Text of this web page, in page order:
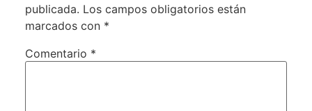
publicada. Los campos obligatorios están
marcados con *
Comentario *